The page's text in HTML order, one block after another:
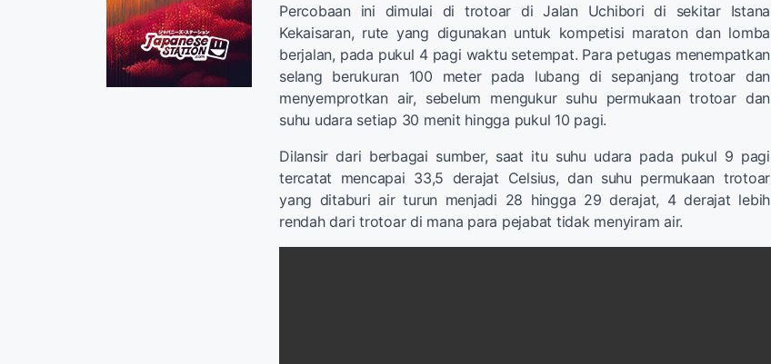
Percobaan ini dimulai di trotoar di Jalan Uchibori di sekitar Istana
Kekaisaran, rute yang digunakan untuk kompetisi maraton dan lomba
berjalan, pada pukul 4 pagi waktu setempat. Para petugas menempatkan
selang berukuran 100 meter pada lubang di sepanjang trotoar dan
menyemprotkan air, sebelum mengukur suhu permukaan trotoar dan
suhu udara setiap 30 menit hingga pukul 10 pagi.
Dilansir dari berbagai sumber, saat itu suhu udara pada pukul 9 pagi
tercatat mencapai 33,5 derajat Celsius, dan suhu permukaan trotoar
yang ditaburi air turun menjadi 28 hingga 29 derajat, 4 derajat lebih
rendah dari trotoar di mana para pejabat tidak menyiram air.